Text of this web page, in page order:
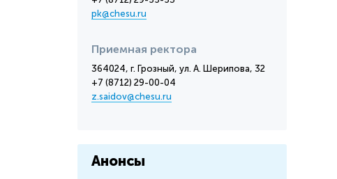
pk@chesu.ru
Приемная ректора
364024, г. Грозный, ул. А. Шерипова, 32
+7 (8712) 29-00-04
z.saidov@chesu.ru
Анонсы